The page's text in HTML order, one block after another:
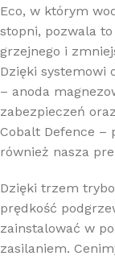
Eco, w którym
stopni, pozwala
grzejnego i
Dzięki systemowi
– anoda
zabezpieczeń
Cobalt Defence –
również nasza
Dzięki trzem
prędkość
zainstalować w
zasilaniem.